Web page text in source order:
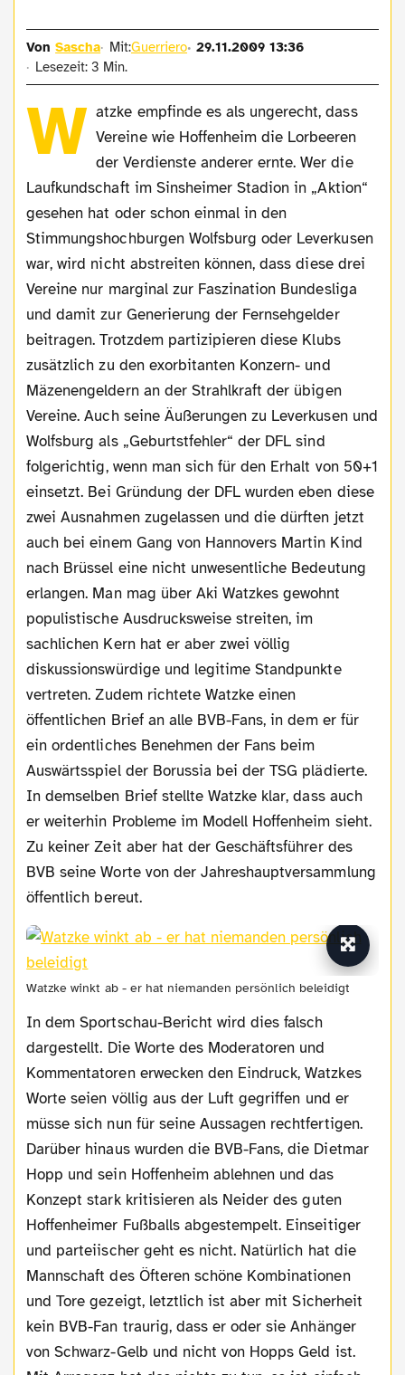
VonSascha Mit:Guerriero 29.11.2009 13:36
Lesezeit: 3 Min.
W atzke empfinde es als ungerecht, dass
Vereine wie Hoffenheim die Lorbeeren
der Verdienste anderer ernte. Wer die
Laufkundschaft im Sinsheimer Stadion in „Aktion“
gesehen hat oder schon einmal in den
Stimmungshochburgen Wolfsburg oder Leverkusen
war, wird nicht abstreiten können, dass diese drei
Vereine nur marginal zur Faszination Bundesliga
und damit zur Generierung der Fernsehgelder
beitragen. Trotzdem partizipieren diese Klubs
zusätzlich zu den exorbitanten Konzern- und
Mäzenengeldern an der Strahlkraft der übigen
Vereine. Auch seine Äußerungen zu Leverkusen und
Wolfsburg als „Geburtstfehler“ der DFL sind
folgerichtig, wenn man sich für den Erhalt von 50+1
einsetzt. Bei Gründung der DFL wurden eben diese
zwei Ausnahmen zugelassen und die dürften jetzt
auch bei einem Gang von Hannovers Martin Kind
nach Brüssel eine nicht unwesentliche Bedeutung
erlangen. Man mag über Aki Watzkes gewohnt
populistische Ausdrucksweise streiten, im
sachlichen Kern hat er aber zwei völlig
diskussionswürdige und legitime Standpunkte
vertreten. Zudem richtete Watzke einen
öffentlichen Brief an alle BVB-Fans, in dem er für
ein ordentliches Benehmen der Fans beim
Auswärtsspiel der Borussia bei der TSG plädierte.
In demselben Brief stellte Watzke klar, dass auch
er weiterhin Probleme im Modell Hoffenheim sieht.
Zu keiner Zeit aber hat der Geschäftsführer des
BVB seine Worte von der Jahreshauptversammlung
öffentlich bereut.
Watzke winkt ab - er hat niemanden persönlich beleidigt
In dem Sportschau-Bericht wird dies falsch
dargestellt. Die Worte des Moderatoren und
Kommentatoren erwecken den Eindruck, Watzkes
Worte seien völlig aus der Luft gegriffen und er
müsse sich nun für seine Aussagen rechtfertigen.
Darüber hinaus wurden die BVB-Fans, die Dietmar
Hopp und sein Hoffenheim ablehnen und das
Konzept stark kritisieren als Neider des guten
Hoffenheimer Fußballs abgestempelt. Einseitiger
und parteiischer geht es nicht. Natürlich hat die
Mannschaft des Öfteren schöne Kombinationen
und Tore gezeigt, letztlich ist aber mit Sicherheit
kein BVB-Fan traurig, dass er oder sie Anhänger
von Schwarz-Gelb und nicht von Hopps Geld ist.